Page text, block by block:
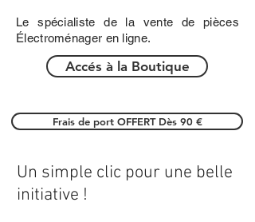
Le spécialiste de la vente de pièces
Électroménager en ligne.
Accés à la Boutique
Frais de port OFFERT Dès 90 €
Un simple clic pour une belle
initiative !